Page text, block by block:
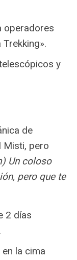
operadores
y
de
Misti, pero
Un coloso
pero que te
2 días
la cima